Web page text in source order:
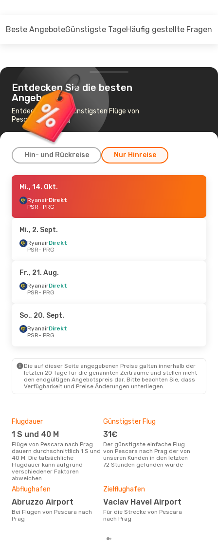
Beste AngeboteGünstigste TageHäufig gestellte Fragen
Entdecken Sie die besten
Angebote
Entdecken Sie die günstigsten Flüge von
Pescara nach Prag
Hin- und Rückreise Nur Hinreise
Fr., 4. Sept.
RyanairDirekt
PSR- PRG
PRG- PSR
Fr., 21. Aug.- So., 23. Aug.
Ryanair Direkt
PRG- PSR
Mi., 14. Okt.
RyanairDirekt
PSR- PRG
Mi., 2. Sept.
RyanairDirekt
PSR- PRG
Fr., 21. Aug.
RyanairDirekt
PSR- PRG
So., 20. Sept.
RyanairDirekt
PSR- PRG
Die auf dieser Seite angegebenen Preise galten innerhalb der
letzten 20 Tage für die genannten Zeiträume und stellen nicht
den endgültigen Angebotspreis dar. Bitte beachten Sie, dass
Verfügbarkeit und Preise Änderungen unterliegen.
Flugdauer
1 S und 40 M
Flüge von Pescara nach Prag
dauern durchschnittlich 1 S und
40 M. Die tatsächliche
Flugdauer kann aufgrund
verschiedener Faktoren
abweichen.
Günstigster Flug
31€
Der günstigste einfache Flug
von Pescara nach Prag der von
unseren Kunden in den letzten
72 Stunden gefunden wurde
Abflughafen
Abruzzo Airport
Bei Flügen von Pescara nach
Prag
Zielflughafen
Vaclav Havel Airport
Für die Strecke von Pescara
nach Prag